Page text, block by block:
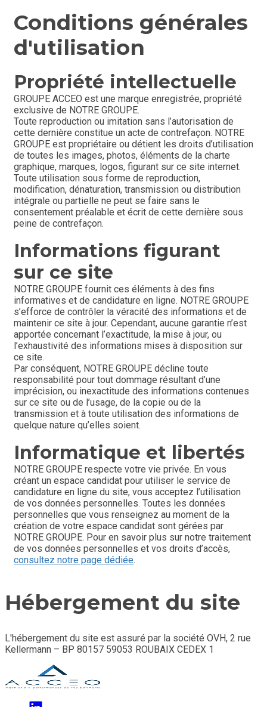
Conditions générales
d'utilisation
Propriété intellectuelle
GROUPE ACCEO est une marque enregistrée, propriété
exclusive de NOTRE GROUPE.
Toute reproduction ou imitation sans l’autorisation de
cette dernière constitue un acte de contrefaçon. NOTRE
GROUPE est propriétaire ou détient les droits d’utilisation
de toutes les images, photos, éléments de la charte
graphique, marques, logos, figurant sur ce site internet.
Toute utilisation sous forme de reproduction,
modification, dénaturation, transmission ou distribution
intégrale ou partielle ne peut se faire sans le
consentement préalable et écrit de cette dernière sous
peine de contrefaçon.
Informations figurant
sur ce site
NOTRE GROUPE fournit ces éléments à des fins
informatives et de candidature en ligne. NOTRE GROUPE
s’efforce de contrôler la véracité des informations et de
maintenir ce site à jour. Cependant, aucune garantie n’est
apportée concernant l’exactitude, la mise à jour, ou
l’exhaustivité des informations mises à disposition sur
ce site.
Par conséquent, NOTRE GROUPE décline toute
responsabilité pour tout dommage résultant d’une
imprécision, ou inexactitude des informations contenues
sur ce site ou de l’usage, de la copie ou de la
transmission et à toute utilisation des informations de
quelque nature qu’elles soient.
Informatique et libertés
NOTRE GROUPE respecte votre vie privée. En vous
créant un espace candidat pour utiliser le service de
candidature en ligne du site, vous acceptez l’utilisation
de vos données personnelles. Toutes les données
personnelles que vous renseignez au moment de la
création de votre espace candidat sont gérées par
NOTRE GROUPE. Pour en savoir plus sur notre traitement
consultez notre page dédiée.
Hébergement du site
L'hébergement du site est assuré par la société OVH, 2 rue
Kellermann – BP 80157 59053 ROUBAIX CEDEX 1